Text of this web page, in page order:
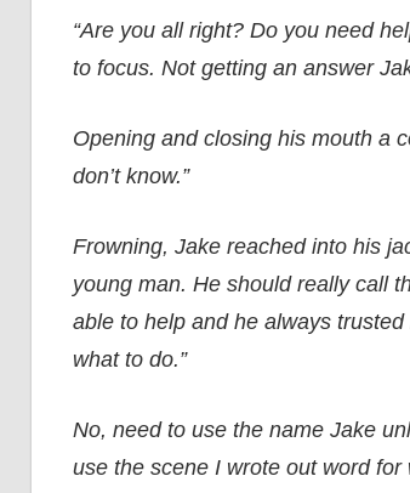
“Are you all right? Do you need
to focus. Not getting an answer
Opening and closing his mouth a
don’t know.”
Frowning, Jake reached into his
young man. He should really call
able to help and he always
what to do.”
No, need to use the name Jake
use the scene I wrote out word